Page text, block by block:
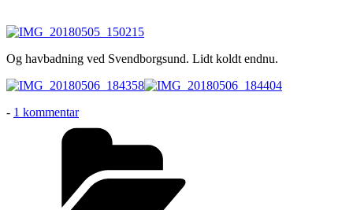
Og havbadning ved Svendborgsund. Lidt koldt endnu.
- 1 kommentartil
Al
Sjællands